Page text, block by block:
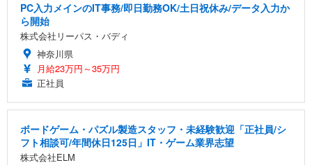
PC入力メインのIT事務/即日勤務OK/土日祝休み/データ入力か
ら開始
株式会社リーパス・バディ
神奈川県
月給23万円～35万円
正社員
ボードゲーム・パズル製造スタッフ・未経験歓迎「正社員/シ
フト相談可/年間休日125日」IT・ゲーム業界志望
株式会社ELM